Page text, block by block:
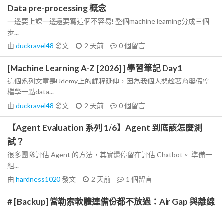
Data pre-processing 概念
一邊要上課一邊還要寫這個不容易! 整個machine learning分成三個
步...
由 duckravel48 發文 2 天前 0個留言
[Machine Learning A-Z [2026] ] 學習筆記 Day1
這個系列文章是Udemy上的課程延伸，因為我個人想趁著育嬰假空
檔學一點data...
由 duckravel48 發文 2 天前 0個留言
【Agent Evaluation 系列 1/6】Agent 到底該怎麼測
試？
很多團隊評估 Agent 的方法，其實還停留在評估 Chatbot。 準備一
組...
由 hardness1020發文 2 天前 1 個留言
# [Backup] 當勒索軟體連備份都不放過：Air Gap 與離線